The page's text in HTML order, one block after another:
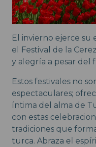
El invierno ejerce su
el Festival de la
y alegría a pesar del
Estos festivales no
espectaculares;
íntima del alma de
con estas
tradiciones que
turca. Abraza el